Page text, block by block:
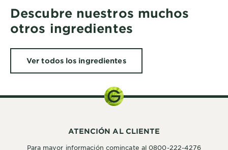
Descubre nuestros muchos
otros ingredientes
Ver todos los ingredientes
ATENCIÓN AL CLIENTE
Para mayor información comincate al 0800-222-4276